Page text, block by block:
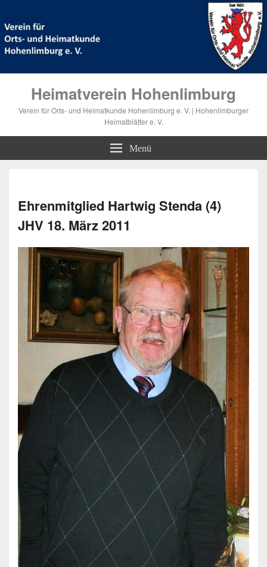
Heimatverein Hohenlimburg
Verein für Orts- und Heimatkunde Hohenlimburg e. V. | Hohenlimburger
Heimatblätter e. V.
Menü
Ehrenmitglied Hartwig Stenda (4)
JHV 18. März 2011